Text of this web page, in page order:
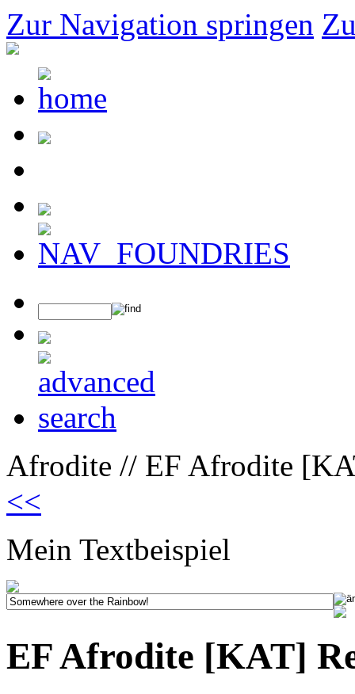
Zur Navigation springen
Afrodite // EF Afrodite
<<
Mein Textbeispiel
EF Afrodite [KAT]